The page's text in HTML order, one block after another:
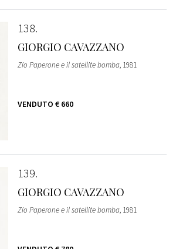
138
GIORGIO CAVAZZANO
Zio Paperone e il satellite bomba, 1981
VENDUTO € 660
139
GIORGIO CAVAZZANO
Zio Paperone e il satellite bomba, 1981